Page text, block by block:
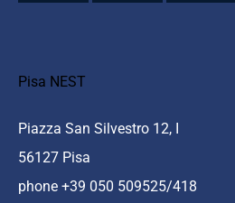
Pisa NEST
Piazza San Silvestro 12, I
56127 Pisa
phone +39 050 509525/418